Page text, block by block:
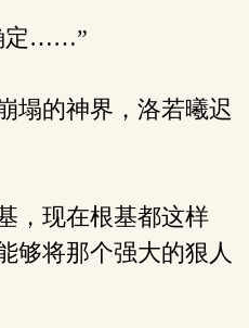
……”
的神界，洛若曦迟
现在根基都这样
够将那个强大的狠人